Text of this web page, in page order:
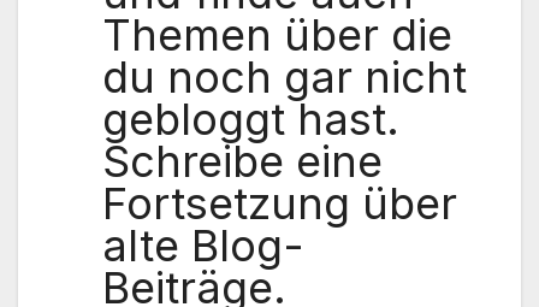
Themen über die
du noch gar nicht
gebloggt hast.
Schreibe eine
Fortsetzung über
alte Blog-
Beiträge.